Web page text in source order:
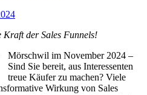
Kraft der Sales Funnels!
Mörschwil im November 2024 –
Sind Sie bereit, aus Interessenten
treue Käufer zu machen? Viele
Wirkung von Sales